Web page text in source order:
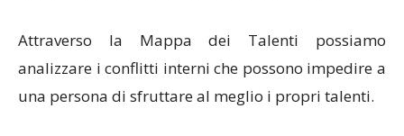
Attraverso la Mappa dei Talenti possiamo
analizzare i conflitti interni che possono impedire a
una persona di sfruttare al meglio i propri talenti.